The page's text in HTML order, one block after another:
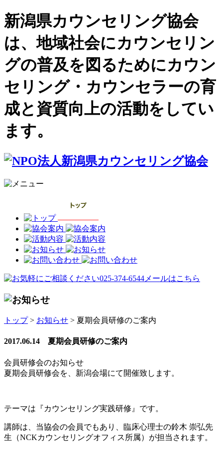
新潟県カウンセリング協会
は、地域社会にカウンセリン
グの普及を図るためにカウン
セリング・カウンセラーの育
成と資質向上の活動をしてい
ます。
トップ> お知らせ > 夏期会員研修のご案内
2017.06.14 夏期会員研修のご案内
会員研修会のお知らせ
夏期会員研修会を、新潟会場にて開催致します。
テーマは『カウンセリング実践研修』です。
講師は、当協会の会員でもあり、臨床心理士の鈴木 崇弘先
生（NCKカウンセリングオフィス所属）が担当されます。